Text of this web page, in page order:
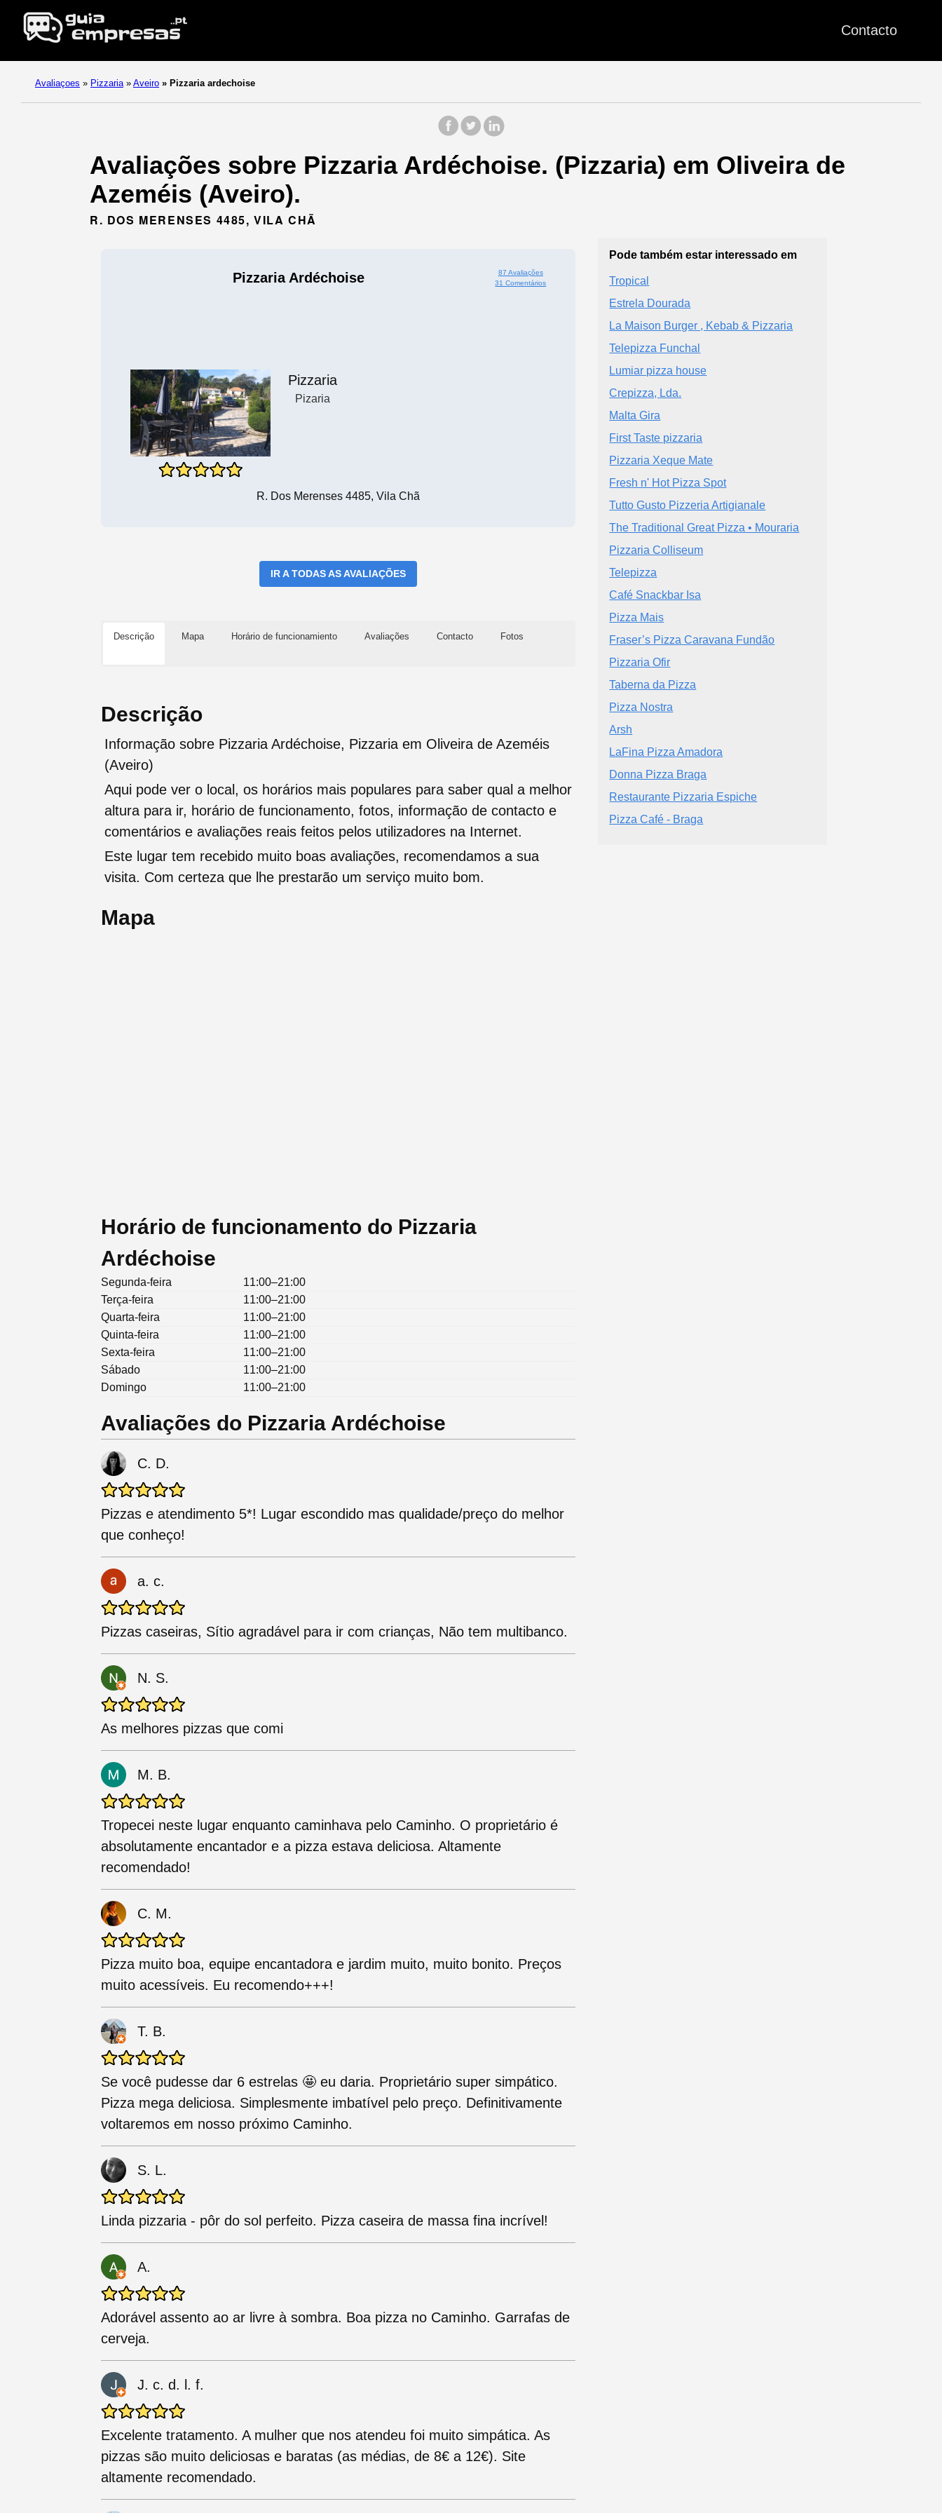
Contacto
Avaliaçoes » Pizzaria » Aveiro » Pizzaria ardechoise
Avaliações sobre Pizzaria Ardéchoise. (Pizzaria) em Oliveira de
Azeméis (Aveiro).
R. DOS MERENSES 4485, VILA CHÃ
Pizzaria Ardéchoise
87 Avaliações
31 Comentários
Pizzaria
Pizaria
R. Dos Merenses 4485, Vila Chã
IR A TODAS AS AVALIAÇÕES
Descrição Mapa Horário de funcionamiento Avaliações Contacto Fotos
Descrição
Informação sobre Pizzaria Ardéchoise, Pizzaria em Oliveira de Azeméis
(Aveiro)
Aqui pode ver o local, os horários mais populares para saber qual a melhor
altura para ir, horário de funcionamento, fotos, informação de contacto e
comentários e avaliações reais feitos pelos utilizadores na Internet.
Este lugar tem recebido muito boas avaliações, recomendamos a sua
visita. Com certeza que lhe prestarão um serviço muito bom.
Mapa
Horário de funcionamento do Pizzaria
Ardéchoise
Segunda-feira
11:00–21:00
Terça-feira
11:00–21:00
Quarta-feira
11:00–21:00
Quinta-feira
11:00–21:00
Sexta-feira
11:00–21:00
Sábado
11:00–21:00
Domingo
11:00–21:00
Avaliações do Pizzaria Ardéchoise
C. D.
Pizzas e atendimento 5*! Lugar escondido mas qualidade/preço do melhor
que conheço!
a. c.
Pizzas caseiras, Sítio agradável para ir com crianças, Não tem multibanco.
N. S.
As melhores pizzas que comi
M. B.
Tropecei neste lugar enquanto caminhava pelo Caminho. O proprietário é
absolutamente encantador e a pizza estava deliciosa. Altamente
recomendado!
C. M.
Pizza muito boa, equipe encantadora e jardim muito, muito bonito. Preços
muito acessíveis. Eu recomendo+++!
T. B.
Se você pudesse dar 6 estrelas 🤩 eu daria. Proprietário super simpático.
Pizza mega deliciosa. Simplesmente imbatível pelo preço. Definitivamente
voltaremos em nosso próximo Caminho.
S. L.
Linda pizzaria - pôr do sol perfeito. Pizza caseira de massa fina incrível!
A.
Adorável assento ao ar livre à sombra. Boa pizza no Caminho. Garrafas de
cerveja.
J. c. d. l. f.
Excelente tratamento. A mulher que nos atendeu foi muito simpática. As
pizzas são muito deliciosas e baratas (as médias, de 8€ a 12€). Site
altamente recomendado.
Pode também estar interessado em
Tropical
Estrela Dourada
La Maison Burger , Kebab & Pizzaria
Telepizza Funchal
Lumiar pizza house
Crepizza, Lda.
Malta Gira
First Taste pizzaria
Pizzaria Xeque Mate
Fresh n' Hot Pizza Spot
Tutto Gusto Pizzeria Artigianale
The Traditional Great Pizza • Mouraria
Pizzaria Colliseum
Telepizza
Café Snackbar Isa
Pizza Mais
Fraser’s Pizza Caravana Fundão
Pizzaria Ofir
Taberna da Pizza
Pizza Nostra
Arsh
LaFina Pizza Amadora
Donna Pizza Braga
Restaurante Pizzaria Espiche
Pizza Café - Braga